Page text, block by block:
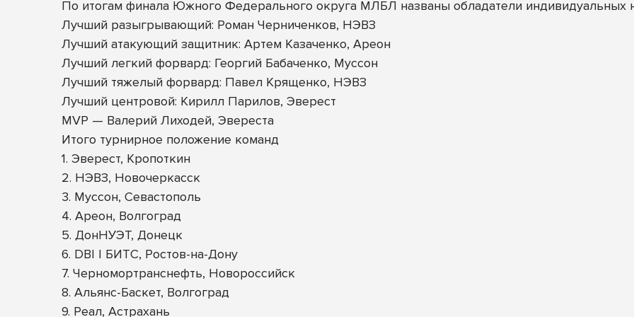
По итогам финала Южного Федерального округа МЛБЛ названы обладатели индивидуальных
Лучший разыгрывающий: Роман Черниченков, НЭВЗ
Лучший атакующий защитник: Артем Казаченко, Ареон
Лучший легкий форвард: Георгий Бабаченко, Муссон
Лучший тяжелый форвард: Павел Крященко, НЭВЗ
Лучший центровой: Кирилл Парилов, Эверест
MVP — Валерий Лиходей, Эвереста
Итого турнирное положение команд
1. Эверест, Кропоткин
2. НЭВЗ, Новочеркасск
3. Муссон, Севастополь
4. Ареон, Волгоград
5. ДонНУЭТ, Донецк
6. DBI | БИТС, Ростов-на-Дону
7. Черномортранснефть, Новороссийск
8. Альянс-Баскет, Волгоград
9. Реал, Астрахань